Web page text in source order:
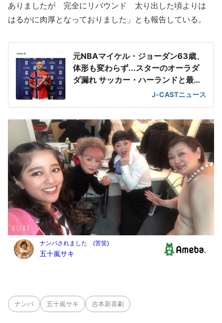
ありましたが 完全にリバウンド 太り出した頃よりは
はるかに肉厚となっておりました」とも報告している。
元NBAマイケル・ジョーダン63歳、
体形も変わらず...スターのオーラダ
ダ漏れ サッカー・ハーランドと最強
J-CASTニュース
ナンパ 五十嵐サキ 吉本新喜劇